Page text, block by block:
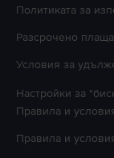
Политиката за
Разсрочено
Условия за
Настройки за
Правила и
Правила и